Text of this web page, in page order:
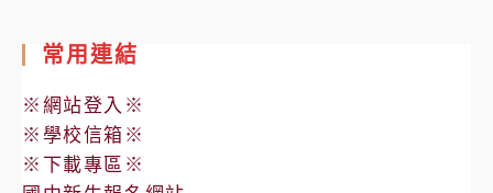
常用連結
※網站登入※
※學校信箱※
※下載專區※